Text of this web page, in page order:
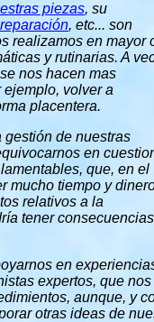
piezas, su
reparación, etc... son
realizamos en mayor
y rutinarias. A
nos hacen mas
volver a
placentera.
gestión de nuestras
en
que, en el
mucho tiempo y
relativos a la
tener consecuencias
en
expertos, que nos
aunque, y
otras ideas de